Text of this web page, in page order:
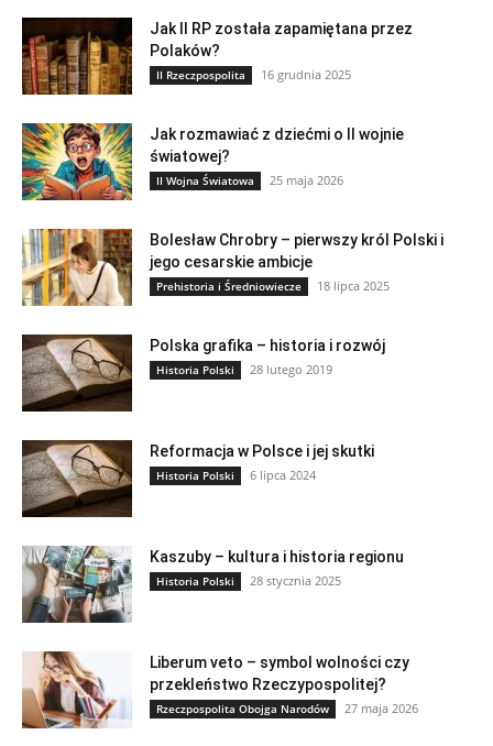
Jak II RP została zapamiętana przez
Polaków?
II Rzeczpospolita 16 grudnia 2025
Jak rozmawiać z dziećmi o II wojnie
światowej?
II Wojna Światowa 25 maja 2026
Bolesław Chrobry – pierwszy król Polski i
jego cesarskie ambicje
Prehistoria i Średniowiecze 18 lipca 2025
Polska grafika – historia i rozwój
Historia Polski 28 lutego 2019
Reformacja w Polsce i jej skutki
Historia Polski 6 lipca 2024
Kaszuby – kultura i historia regionu
Historia Polski 28 stycznia 2025
Liberum veto – symbol wolności czy
przekleństwo Rzeczypospolitej?
Rzeczpospolita Obojga Narodów 27 maja 2026